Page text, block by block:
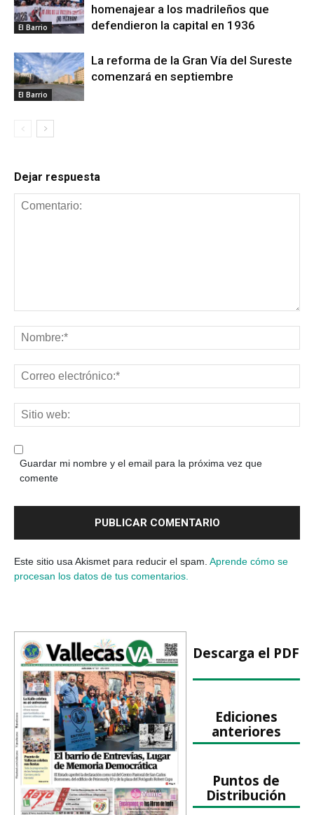
El Barrio
homenajear a los madrileños que
defendieron la capital en 1936
El Barrio
La reforma de la Gran Vía del Sureste
comenzará en septiembre
Dejar respuesta
Guardar mi nombre y el email para la próxima vez que
comente
Este sitio usa Akismet para reducir el spam. Aprende cómo se
procesan los datos de tus comentarios.
Descarga el PDF
Ediciones
anteriores
Puntos de
Distribución